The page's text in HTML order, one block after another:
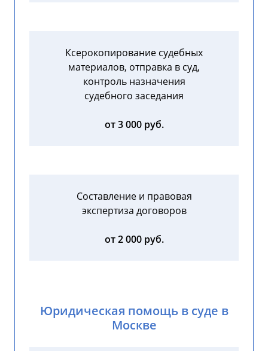
Ксерокопирование судебных
материалов, отправка в суд,
контроль назначения
судебного заседания
от 3 000 руб.
Составление и правовая
экспертиза договоров
от 2 000 руб.
Юридическая помощь в суде в
Москве